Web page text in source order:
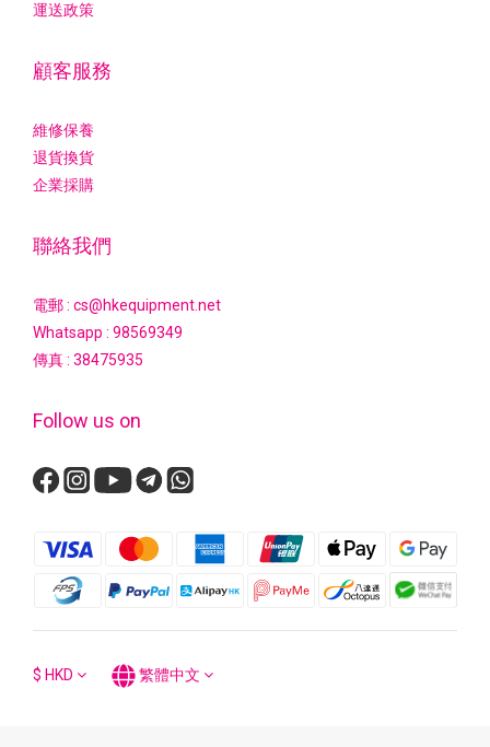
運送政策
顧客服務
維修保養
退貨換貨
企業採購
聯絡我們
電郵 : cs@hkequipment.net
Whatsapp : 98569349
傳真 : 38475935
Follow us on
$ HKD 繁體中文